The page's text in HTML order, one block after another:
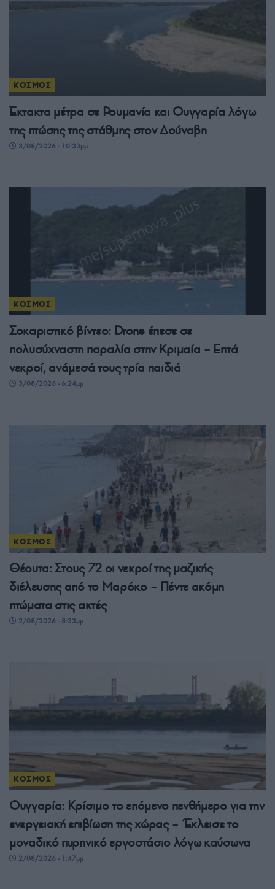
ΚΟΣΜΟΣ
Έκτακτα μέτρα σε Ρουμανία και Ουγγαρία λόγω
της πτώσης της στάθμης στον Δούναβη
3/08/2026 - 10:33μμ
ΚΟΣΜΟΣ
Σοκαριστικό βίντεο: Drone έπεσε σε
πολυσύχναστη παραλία στην Κριμαία – Επτά
νεκροί, ανάμεσά τους τρία παιδιά
3/08/2026 - 6:24μμ
ΚΟΣΜΟΣ
Θέουτα: Στους 72 οι νεκροί της μαζικής
διέλευσης από το Μαρόκο – Πέντε ακόμη
πτώματα στις ακτές
2/08/2026 - 8:33μμ
ΚΟΣΜΟΣ
Ουγγαρία: Κρίσιμο το επόμενο πενθήμερο για την
ενεργειακή επιβίωση της χώρας – Έκλεισε το
μοναδικό πυρηνικό εργοστάσιο λόγω καύσωνα
2/08/2026 - 1:47μμ